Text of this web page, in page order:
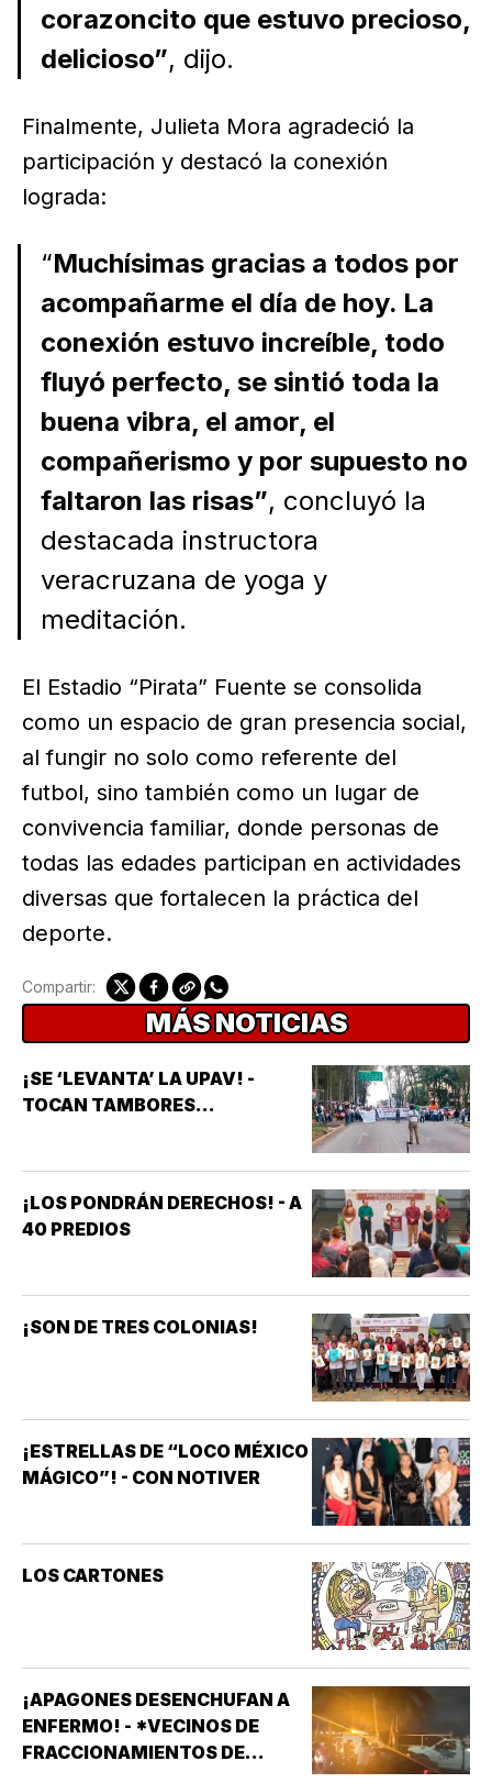
corazoncito que estuvo precioso,
delicioso”, dijo.
Finalmente, Julieta Mora agradeció la
participación y destacó la conexión
lograda:
“Muchísimas gracias a todos por
acompañarme el día de hoy. La
conexión estuvo increíble, todo
fluyó perfecto, se sintió toda la
buena vibra, el amor, el
compañerismo y por supuesto no
faltaron las risas”, concluyó la
destacada instructora
veracruzana de yoga y
meditación.
El Estadio “Pirata” Fuente se consolida
como un espacio de gran presencia social,
al fungir no solo como referente del
futbol, sino también como un lugar de
convivencia familiar, donde personas de
todas las edades participan en actividades
diversas que fortalecen la práctica del
deporte.
Compartir:
MÁS NOTICIAS
¡SE ‘LEVANTA’ LA UPAV! -
TOCAN TAMBORES...
¡LOS PONDRÁN DERECHOS! - A
40 PREDIOS
¡SON DE TRES COLONIAS!
¡ESTRELLAS DE “LOCO MÉXICO
MÁGICO”! - CON NOTIVER
LOS CARTONES
¡APAGONES DESENCHUFAN A
ENFERMO! - *VECINOS DE
FRACCIONAMIENTOS DE